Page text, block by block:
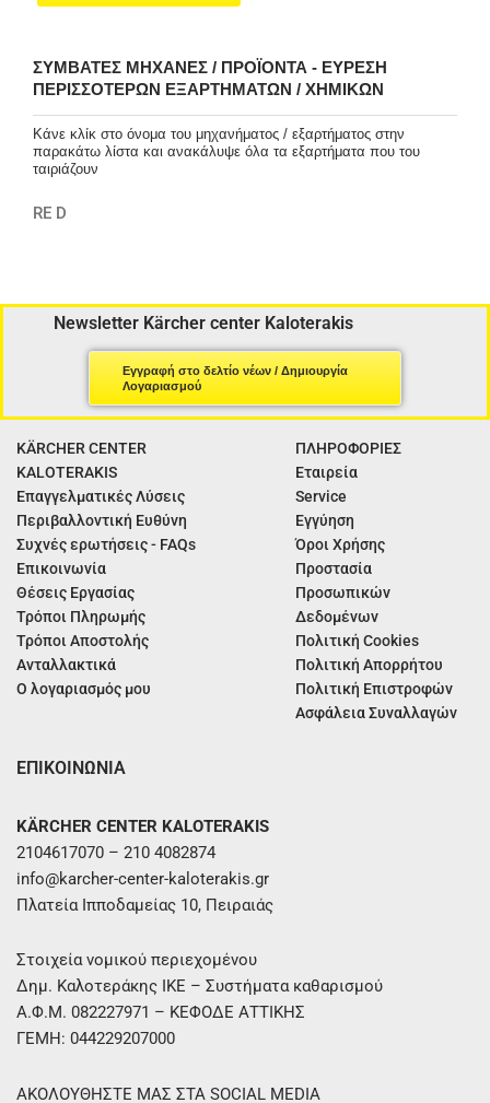
ΣΥΜΒΑΤΈΣ ΜΗΧΑΝΈΣ / ΠΡΟΪΌΝΤΑ - ΕΎΡΕΣΗ
ΠΕΡΙΣΣΌΤΕΡΩΝ ΕΞΑΡΤΗΜΆΤΩΝ / ΧΗΜΙΚΏΝ
Κάνε κλίκ στο όνομα του μηχανήματος / εξαρτήματος στην
παρακάτω λίστα και ανακάλυψε όλα τα εξαρτήματα που του
ταιριάζουν
RE D
Newsletter Kärcher center Kaloterakis
Εγγραφή στο δελτίο νέων / Δημιουργία
Λογαριασμού
KÄRCHER CENTER
KALOTERAKIS
Επαγγελματικές Λύσεις
Περιβαλλοντική Ευθύνη
Συχνές ερωτήσεις - FAQs
Επικοινωνία
Θέσεις Εργασίας
Τρόποι Πληρωμής
Τρόποι Αποστολής
Ανταλλακτικά
Ο λογαριασμός μου
ΠΛΗΡΟΦΟΡΙΕΣ
Εταιρεία
Service
Εγγύηση
Όροι Χρήσης
Προστασία
Προσωπικών
Δεδομένων
Πολιτική Cookies
Πολιτική Απορρήτου
Πολιτική Επιστροφών
Ασφάλεια Συναλλαγών
ΕΠΙΚΟΙΝΩΝΙΑ
KÄRCHER CENTER KALOTERAKIS
2104617070 – 210 4082874
info@karcher-center-kaloterakis.gr
Πλατεία Ιπποδαμείας 10, Πειραιάς
Στοιχεία νομικού περιεχομένου
Δημ. Καλοτεράκης ΙΚΕ – Συστήματα καθαρισμού
Α.Φ.Μ. 082227971 – ΚΕΦΟΔΕ ΑΤΤΙΚΗΣ
ΓΕΜΗ: 044229207000
ΑΚΟΛΟΥΘΗΣΤΕ ΜΑΣ ΣΤΑ SOCIAL MEDIA